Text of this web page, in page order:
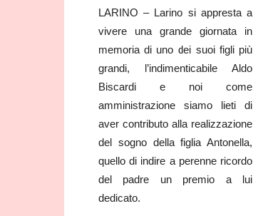
LARINO – Larino si appresta a
vivere una grande giornata in
memoria di uno dei suoi figli più
grandi, l’indimenticabile Aldo
Biscardi e noi come
amministrazione siamo lieti di
aver contributo alla realizzazione
del sogno della figlia Antonella,
quello di indire a perenne ricordo
del padre un premio a lui
dedicato.